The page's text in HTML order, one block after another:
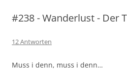
#238 - Wanderlust - Der
12 Antworten
Muss i denn, muss i denn…